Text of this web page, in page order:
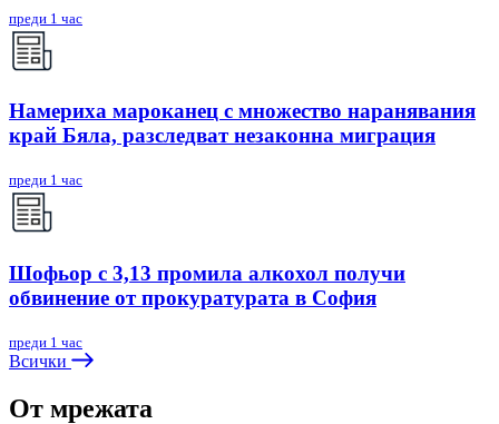
преди 1 час
Намериха мароканец с множество наранявания
край Бяла, разследват незаконна миграция
преди 1 час
Шофьор с 3,13 промила алкохол получи
обвинение от прокуратурата в София
преди 1 час
Всички
От мрежата